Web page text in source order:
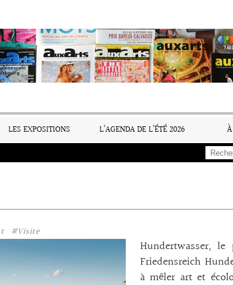
LES EXPOSITIONS L’AGENDA DE L’ÉTÉ 2026
#Visite
Hundertwasser, le
Friedensreich
à mêler art et